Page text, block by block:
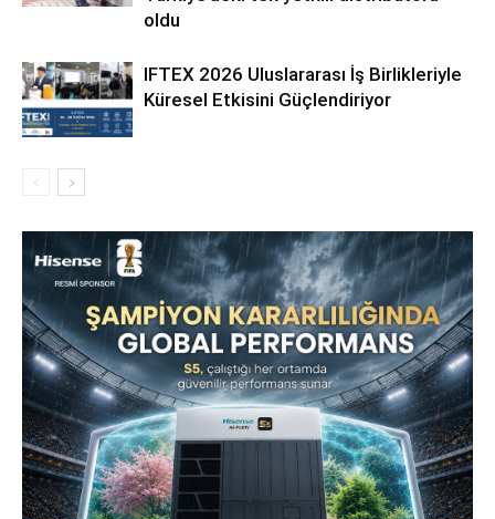
oldu
IFTEX 2026 Uluslararası İş Birlikleriyle
Küresel Etkisini Güçlendiriyor